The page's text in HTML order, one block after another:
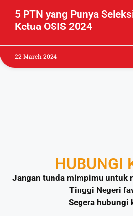
5 PTN yang Punya
Ketua OSIS 2024
22 March 2024
HUBUNGI
Jangan tunda mimpimu untuk
Tinggi Negeri
Segera hubungi